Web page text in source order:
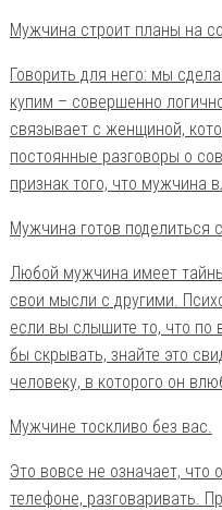
Мужчина строит планы на
Говорить для него: мы
купим – совершенно
связывает с женщиной,
постоянные разговоры о
признак того, что мужчина
Мужчина готов поделиться
Любой мужчина имеет
свои мысли с другими.
если вы слышите то, что
бы скрывать, знайте это
человеку, в которого он
Мужчине тоскливо без вас.
Это вовсе не означает, что
телефоне, разговаривать.